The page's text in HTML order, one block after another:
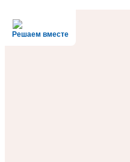
Решаем вместе